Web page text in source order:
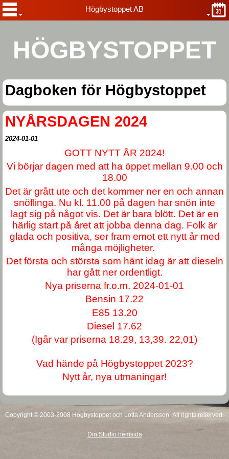
HÖGBYSTOPPET
Högbystoppet AB
Dagboken för Högbystoppet
NYÅRSDAGEN 2024
2024-01-01
GOTT NYTT ÅR 2024!
Vi börjar dagen med att ha öppet mellan 9.00 och
18.00
Det är grått ute och det kommer ner en och annan
snöflinga. Nu kl. 11.00 på dagen har snön inte
lagt sig på något vis. Det är bara blött. Det är en
härlig start på året att jobba denna dag. Folk är
glada och positiva, ser fram emot ett nytt år med
många möjligheter.
Det första och största som hänt idag är att dieseln
har gått ner ordentligt.
Nya priserna fr.o.m. 2024-01-01
Bensin 17.22
E85 13.20
Diesel 17.62
(Igår var priserna 18.29, 13,39. 22,01)
Vad hände på Högbystoppet 2023?
Nytt år, nya utmaningar!
Copyright © 2003-2008 Högbystoppet och Lotta Andersson All rights reserved.
Din Studio hemsida